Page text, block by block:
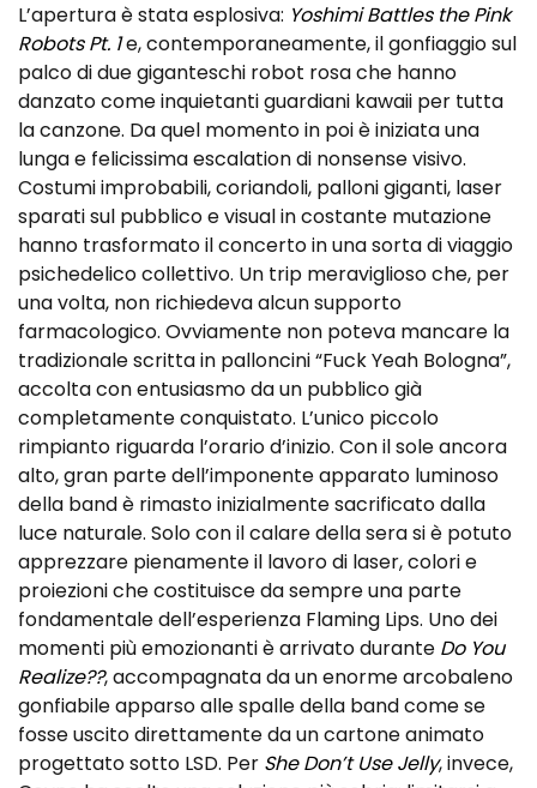
L’apertura è stata esplosiva: Yoshimi Battles the Pink
Robots Pt. 1e, contemporaneamente, il gonfiaggio sul
palco di due giganteschi robot rosa che hanno
danzato come inquietanti guardiani kawaii per tutta
la canzone. Da quel momento in poi è iniziata una
lunga e felicissima escalation di nonsense visivo.
Costumi improbabili, coriandoli, palloni giganti, laser
sparati sul pubblico e visual in costante mutazione
hanno trasformato il concerto in una sorta di viaggio
psichedelico collettivo. Un trip meraviglioso che, per
una volta, non richiedeva alcun supporto
farmacologico. Ovviamente non poteva mancare la
tradizionale scritta in palloncini “Fuck Yeah Bologna”,
accolta con entusiasmo da un pubblico già
completamente conquistato. L’unico piccolo
rimpianto riguarda l’orario d’inizio. Con il sole ancora
alto, gran parte dell’imponente apparato luminoso
della band è rimasto inizialmente sacrificato dalla
luce naturale. Solo con il calare della sera si è potuto
apprezzare pienamente il lavoro di laser, colori e
proiezioni che costituisce da sempre una parte
fondamentale dell’esperienza Flaming Lips. Uno dei
momenti più emozionanti è arrivato durante Do You
Realize??, accompagnata da un enorme arcobaleno
gonfiabile apparso alle spalle della band come se
fosse uscito direttamente da un cartone animato
progettato sotto LSD. Per She Don’t Use Jelly, invece,